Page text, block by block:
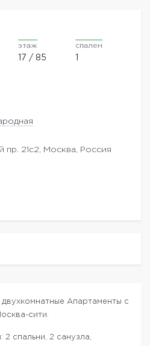
этаж
17 / 85
спален
1
пр. 21с2, Москва, Россия
Апартаменты с
сити.
спальни, 2 санузла,